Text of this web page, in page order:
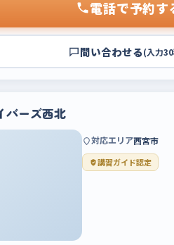
電話で予約す
問い合わせる(入力
バーズ西北
対応エリア西宮市
講習ガイド認定